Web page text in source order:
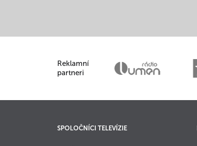
Reklamní
partneri
SPOLOČNÍCI TELEVÍZIE